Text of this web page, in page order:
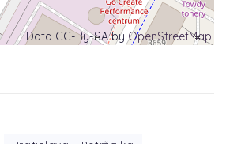
Data CC-By-SA byOpenStreetMap